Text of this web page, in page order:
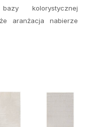
kolorystycznej
aranżacja nabierze